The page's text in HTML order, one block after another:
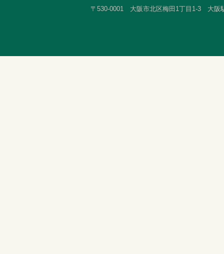
〒530-0001 大阪市北区梅田1丁目1-3 大阪